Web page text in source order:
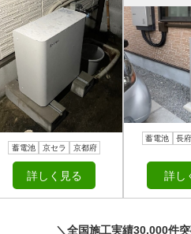
蓄電池 京セラ 京都府
詳しく見る
蓄電池 長
詳し
＼全国施⼯実績30,000件